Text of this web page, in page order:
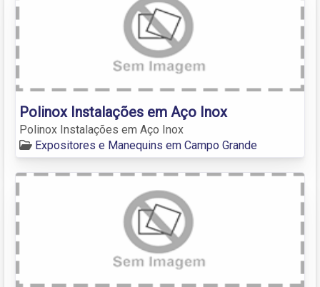
Polinox Instalações em Aço Inox
Polinox Instalações em Aço Inox
Expositores e Manequins em Campo Grande